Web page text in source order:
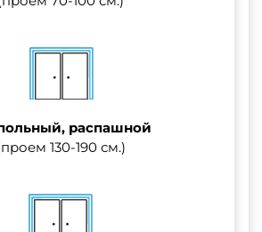
распашной
130-190 см.)